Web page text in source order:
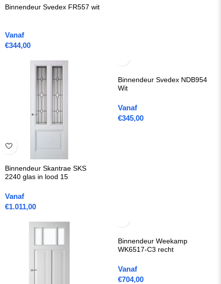
Binnendeur Svedex FR557 wit
Vanaf
€344,00
Binnendeur Skantrae SKS
2240 glas in lood 15
Vanaf
€1.011,00
Binnendeur Svedex NDB954
Wit
Vanaf
€345,00
Binnendeur Weekamp
WK6517-C3 recht
Vanaf
€704,00